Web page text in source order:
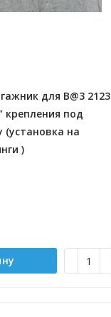
для B@3 2123
крепления под
на
)